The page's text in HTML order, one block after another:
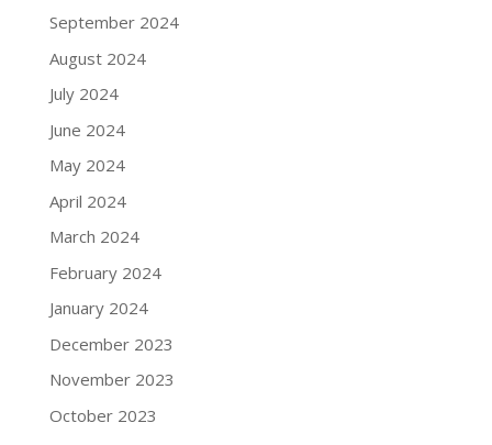
September 2024
August 2024
July 2024
June 2024
May 2024
April 2024
March 2024
February 2024
January 2024
December 2023
November 2023
October 2023